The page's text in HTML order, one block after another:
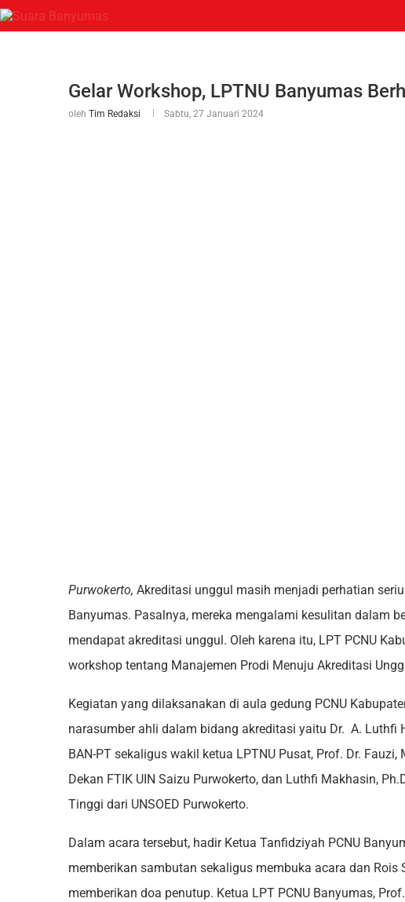
Gelar Workshop, LPTNU Banyumas
oleh Tim Redaksi Sabtu, 27 Januari 2024
Purwokerto, Akreditasi unggul masih menjadi perhatian
Banyumas. Pasalnya, mereka mengalami kesulitan dalam
mendapat akreditasi unggul. Oleh karena itu, LPT PCNU
workshop tentang Manajemen Prodi Menuju Akreditasi
Kegiatan yang dilaksanakan di aula gedung PCNU
narasumber ahli dalam bidang akreditasi yaitu Dr. A. Luthfi
BAN-PT sekaligus wakil ketua LPTNU Pusat, Prof. Dr.
Dekan FTIK UIN Saizu Purwokerto, dan Luthfi Makhasin,
Tinggi dari UNSOED Purwokerto.
Dalam acara tersebut, hadir Ketua Tanfidziyah PCNU
memberikan sambutan sekaligus membuka acara dan Rois
memberikan doa penutup. Ketua LPT PCNU Banyumas,